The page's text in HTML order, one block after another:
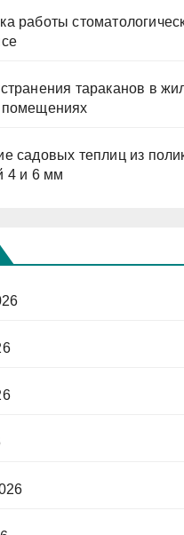
работы
тараканов в
садовых теплиц из
4 и 6 мм